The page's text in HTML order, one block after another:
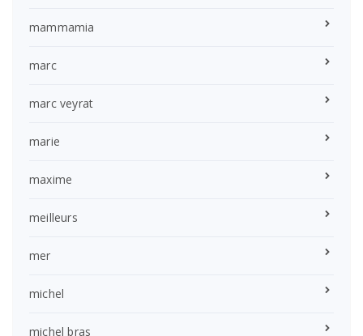
mammamia
marc
marc veyrat
marie
maxime
meilleurs
mer
michel
michel bras